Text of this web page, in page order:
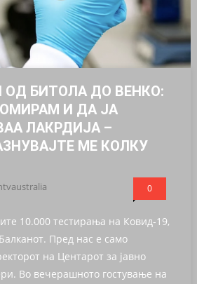
ОД БИТОЛА ДО ВЕНКО:
И ДА ЈА
ЛАКРДИЈА –
МЕ КОЛКУ
0
10.000 тестирања на Ковид-19,
Пред нас е само
на Центарот за јавно
Во вечерашното гостување на